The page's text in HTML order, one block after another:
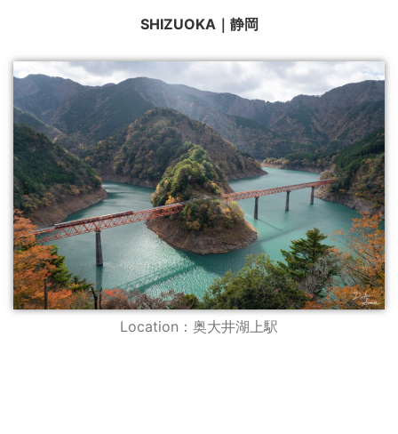
SHIZUOKA｜静岡
Location：奥大井湖上駅